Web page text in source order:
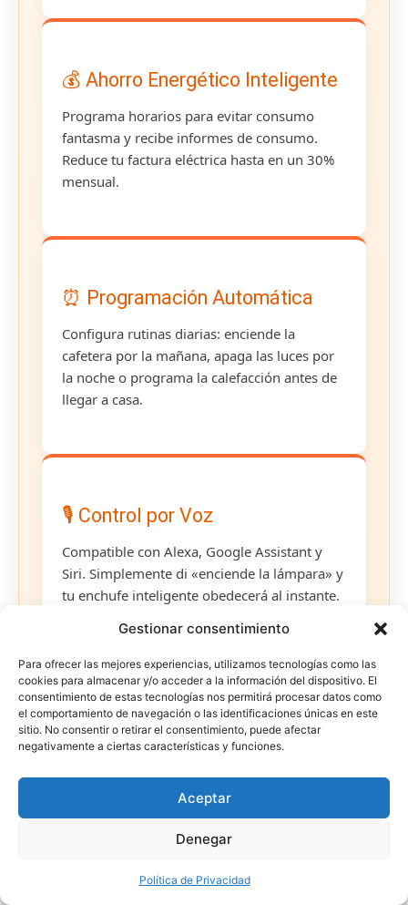
Gestionar consentimiento
Para ofrecer las mejores experiencias, utilizamos tecnologías como las
cookies para almacenar y/o acceder a la información del dispositivo. El
consentimiento de estas tecnologías nos permitirá procesar datos como
el comportamiento de navegación o las identificaciones únicas en este
sitio. No consentir o retirar el consentimiento, puede afectar
negativamente a ciertas características y funciones.
Aceptar
Denegar
Política de Privacidad
💰 Ahorro Energético Inteligente
Programa horarios para evitar consumo
fantasma y recibe informes de consumo.
Reduce tu factura eléctrica hasta en un 30%
mensual.
⏰ Programación Automática
Configura rutinas diarias: enciende la
cafetera por la mañana, apaga las luces por
la noche o programa la calefacción antes de
llegar a casa.
🎙️ Control por Voz
Compatible con Alexa, Google Assistant y
Siri. Simplemente di «enciende la lámpara» y
tu enchufe inteligente obedecerá al instante.
🔗 Compatible con Todos